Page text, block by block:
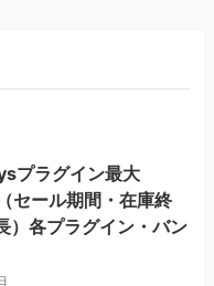
プラグイン最大
セール期間・在庫終
）各プラグイン・バン